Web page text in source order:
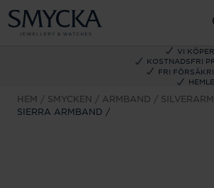
VI
KOSTNADSFRI
FRI
HEM SMYCKEN ARMBAND
SIERRA ARMBAND